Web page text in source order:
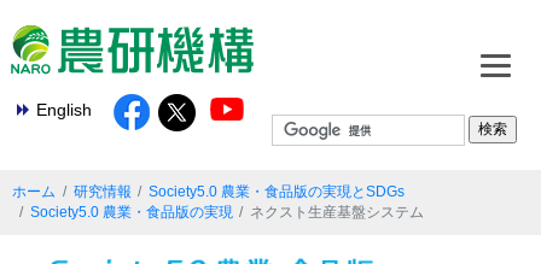
English
ホーム 研究情報
Society5.0 農業・食品版の実現とSDGs
Society5.0 農業・食品版の実現
ネクスト生産基盤システム